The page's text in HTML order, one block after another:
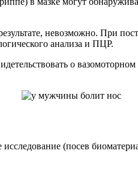
невозможно. При
анализа и ПЦР.
о
(посев